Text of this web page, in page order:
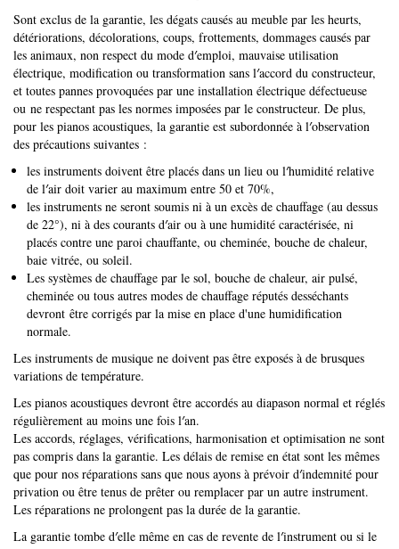
Sont exclus de la garantie, les dégats causés au meuble par les heurts,
détériorations, décolorations, coups, frottements, dommages causés par
les animaux, non respect du mode d′emploi, mauvaise utilisation
électrique, modification ou transformation sans l′accord du constructeur,
et toutes pannes provoquées par une installation électrique défectueuse
ou ne respectant pas les normes imposées par le constructeur. De plus,
pour les pianos acoustiques, la garantie est subordonnée à l′observation
des précautions suivantes :
les instruments doivent être placés dans un lieu ou l′humidité relative
de l′air doit varier au maximum entre 50 et 70%,
les instruments ne seront soumis ni à un excès de chauffage (au dessus
de 22°), ni à des courants d′air ou à une humidité caractérisée, ni
placés contre une paroi chauffante, ou cheminée, bouche de chaleur,
baie vitrée, ou soleil.
Les systèmes de chauffage par le sol, bouche de chaleur, air pulsé,
cheminée ou tous autres modes de chauffage réputés desséchants
devront être corrigés par la mise en place d'une humidification
normale.
Les instruments de musique ne doivent pas être exposés à de brusques
variations de température.
Les pianos acoustiques devront être accordés au diapason normal et réglés
régulièrement au moins une fois l′an.
Les accords, réglages, vérifications, harmonisation et optimisation ne sont
pas compris dans la garantie. Les délais de remise en état sont les mêmes
que pour nos réparations sans que nous ayons à prévoir d′indemnité pour
privation ou être tenus de prêter ou remplacer par un autre instrument.
Les réparations ne prolongent pas la durée de la garantie.
La garantie tombe d′elle même en cas de revente de l′instrument ou si le